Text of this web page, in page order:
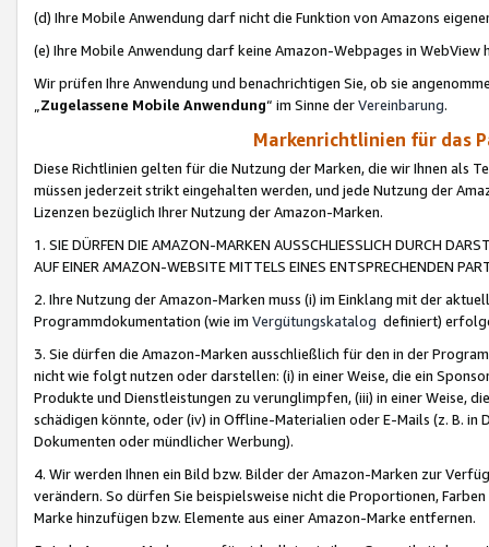
(d) Ihre Mobile Anwendung darf nicht die Funktion von Amazons
(e) Ihre Mobile Anwendung darf keine Amazon-Webpages in WebView
Wir prüfen Ihre Anwendung und benachrichtigen Sie, ob sie
„Zugelassene Mobile Anwendung“ im Sinne derVereinbarung.
Markenrichtlinien für das
Diese Richtlinien gelten für die Nutzung der Marken, die wir Ihnen als
müssen jederzeit strikt eingehalten werden, und jede Nutzung der
Lizenzen bezüglich Ihrer Nutzung der Amazon-Marken.
1. SIE DÜRFEN DIE AMAZON-MARKEN AUSSCHLIESSLICH DURCH
AUF EINER AMAZON-WEBSITE MITTELS EINES ENTSPRECHENDEN
2. Ihre Nutzung der Amazon-Marken muss (i) im Einklang mit der
Programmdokumentation (wie im Vergütungskatalog definiert)
3. Sie dürfen die Amazon-Marken ausschließlich für den in der
nicht wie folgt nutzen oder darstellen: (i) in einer Weise, die ein
Produkte und Dienstleistungen zu verunglimpfen, (iii) in einer Weise,
schädigen könnte, oder (iv) in Offline-Materialien oder E-Mails (z. B. in
Dokumenten oder mündlicher Werbung).
4. Wir werden Ihnen ein Bild bzw. Bilder der Amazon-Marken zur
verändern. So dürfen Sie beispielsweise nicht die Proportionen,
Marke hinzufügen bzw. Elemente aus einer Amazon-Marke entfernen.